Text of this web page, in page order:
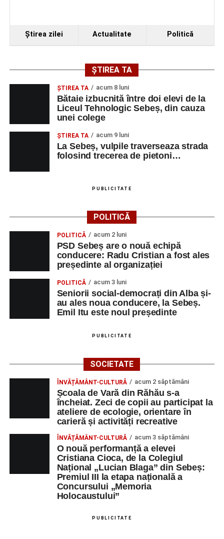
Ştirea zilei Actualitate Politică
ȘTIREA TA
ŞTIREA TA acum 8 luni
Bătaie izbucnită între doi elevi de la
Liceul Tehnologic Sebeș, din cauza
unei colege
ŞTIREA TA acum 9 luni
La Sebeș, vulpile traverseaza strada
folosind trecerea de pietoni…
PUBLICITATE
POLITICĂ
POLITICĂ acum 2 luni
PSD Sebeș are o nouă echipă
conducere: Radu Cristian a fost ales
președinte al organizației
POLITICĂ acum 3 luni
Seniorii social-democrați din Alba și-
au ales noua conducere, la Sebeș.
Emil Itu este noul președinte
PUBLICITATE
SOCIETATE
ÎNVĂȚĂMÂNT-CULTURĂ acum 2 săptămâni
Școala de Vară din Răhău s-a
încheiat. Zeci de copii au participat la
ateliere de ecologie, orientare în
carieră și activități recreative
ÎNVĂȚĂMÂNT-CULTURĂ acum 3 săptămâni
O nouă performanță a elevei
Cristiana Cioca, de la Colegiul
Național „Lucian Blaga” din Sebeș:
Premiul III la etapa națională a
Concursului „Memoria
Holocaustului”
PUBLICITATE